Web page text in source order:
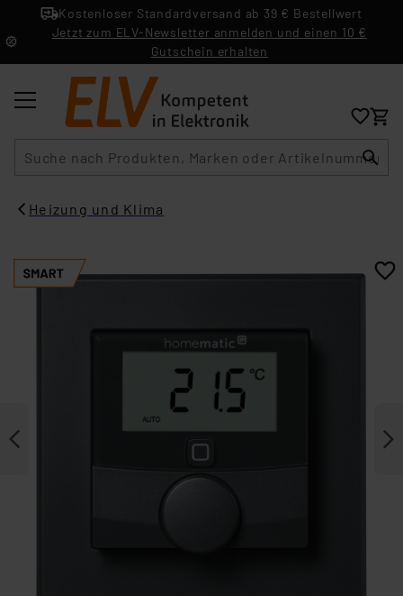
Kostenloser Standardversand ab 39 € Bestellwert
Jetzt zum ELV-Newsletter anmelden und einen 10 €
Gutschein erhalten
Heizung und Klima